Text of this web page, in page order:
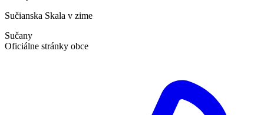
Sučianska Skala v zime
Sučany
Oficiálne stránky obce